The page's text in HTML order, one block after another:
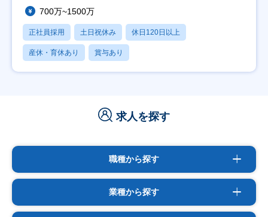
700万~1500万
正社員採用 土日祝休み 休日120日以上
産休・育休あり 賞与あり
求人を探す
職種から探す
業種から探す